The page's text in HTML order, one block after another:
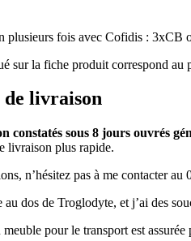
plusieurs fois avec Cofidis : 3xCB
sur la fiche produit correspond au
de livraison
constatés sous 8 jours ouvrés
livraison plus rapide.
n’hésitez pas à me contacter au
dos de Troglodyte, et j’ai des
pour le transport est